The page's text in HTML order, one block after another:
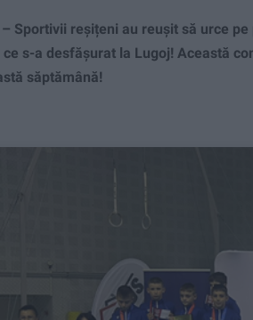
– Sportivii reșițeni au reușit să urce
ce s-a desfășurat la Lugoj! Această
săptămână!